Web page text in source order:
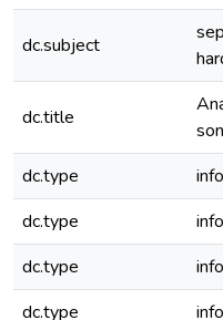
dc.subject
dc.title
dc.type
dc.type
dc.type
dc.type